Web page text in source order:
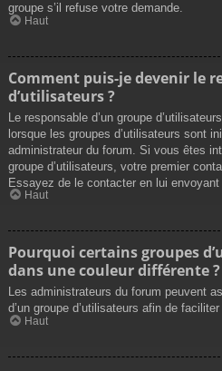
groupe s’il refuse votre demande.
Haut
Comment puis-je devenir le
d’utilisateurs ?
Le responsable d’un groupe
lorsque les groupes d’utilisateurs sont
administrateur du forum. Si vous êtes
groupe d’utilisateurs, votre premier
Essayez de le contacter en lui envoyant
Haut
Pourquoi certains groupes
dans une couleur différente ?
Les administrateurs du forum peuvent
d’un groupe d’utilisateurs afin de
Haut